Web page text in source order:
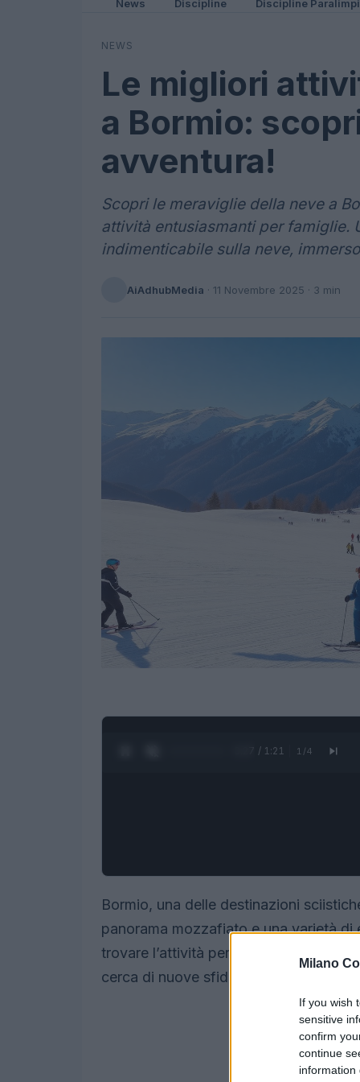
Milano
If you wish
sensitive
confirm
continue
information
News Discipline Discipline
NEWS
Le migliori
a Bormio:
avventura!
Scopri le meraviglie della neve a
attività entusiasmanti per famiglie.
indimenticabile sulla neve,
AiAdhubMedia · 11 Novembre 2025 · 3 min
0:28 / 1:21 1 /4
Bormio, una delle destinazioni
panorama mozzafiato e una varietà
trovare l’attività perfetta, siano essi
cerca di nuove sfide o genitori che